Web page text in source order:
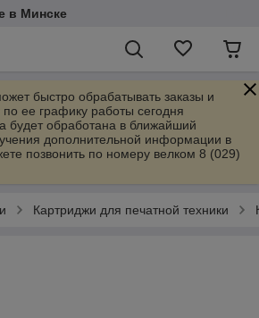
в Минске
быстро обрабатывать заказы и
ее графику работы сегодня
будет обработана в ближайший
дополнительной информации в
позвонить по номеру велком 8 (029)
Картриджи для печатной техники